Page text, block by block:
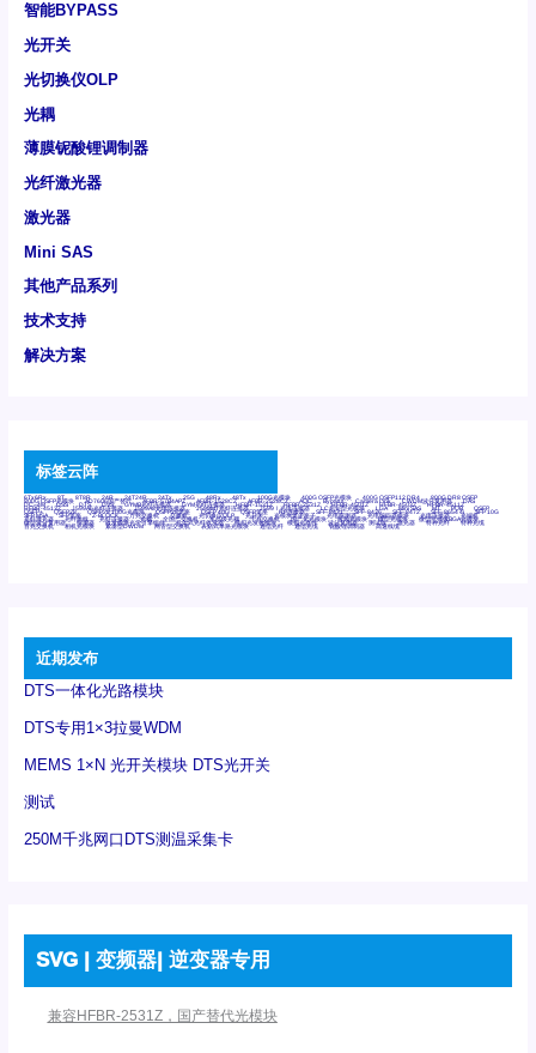
智能BYPASS
光开关
光切换仪OLP
光耦
薄膜铌酸锂调制器
光纤激光器
激光器
Mini SAS
其他产品系列
技术支持
解决方案
标签云阵
6Tx6Rx 8T 8T8R 24R 24T24R 24Tx 25G 48Rx 48Tx 100G光模块 400G OSFP光模块 400G QSFP112 DR4 800G DR8 OSFP
800G OSFP光模块 AD7606国产替代 AFBR-57B4APZ AFBR-1528CZ AFBR-2528CZ AOC Bypass Camera Link CWDM波分复用器 DAS
DC~4M DSS DTS DVS GYMB光纤连接器 GYM光纤连接器 HFBR-1531Z HFBR-2531Z HFBR-4501Z HFBR-4503Z HFBR-4511Z
HFBR-4513Z J599A6光纤连接器 J599A8光电连接器 J599MT光纤连接器 J599Ⅰ光电连接器 LC超短型光模块 LGA Mini SAS MT POB QSFP
QSFP+ QSFP28 QSFP28 100G光模块 QSFP28笼座 QSFP 40G QSFP笼座 RP连接器 SFF-8431 SFF-8436 SFF-8472 SFF-8654 4i SFP 10G
SFP MSA SFP笼座 Z-BLOCK 万兆交换机 交换机 光切换仪OLP 光开关 光模块笼子座子 光电探测器 光电编码器模块 光电连接器 光端机
光纤激光器 光纤跳线 光纤连接器 光耦 全国产交换机 军品级光耦 千兆交换机 国产化光模块 射频光模块 微型光模块 微型可插拔BGA光模块
微型波分复用器 探测器 收发模块光学引擎组件 机架式光纤收发器 模拟光发射模块 模拟光器件 波分复用器 测试版 激光器 特种光纤 特种光缆
百兆交换机 相机光模块 紧凑型DWDM 网管型交换机 表贴式单路光模块 通信光纤 通信光缆 铌酸锂调制器 高速线缆
近期发布
DTS一体化光路模块
DTS专用1×3拉曼WDM
MEMS 1×N 光开关模块 DTS光开关
测试
250M千兆网口DTS测温采集卡
SVG | 变频器| 逆变器专用
兼容HFBR-2531Z，国产替代光模块